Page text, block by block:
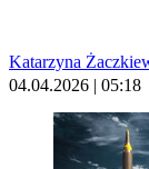
Katarzyna
04.04.2026 | 05:18